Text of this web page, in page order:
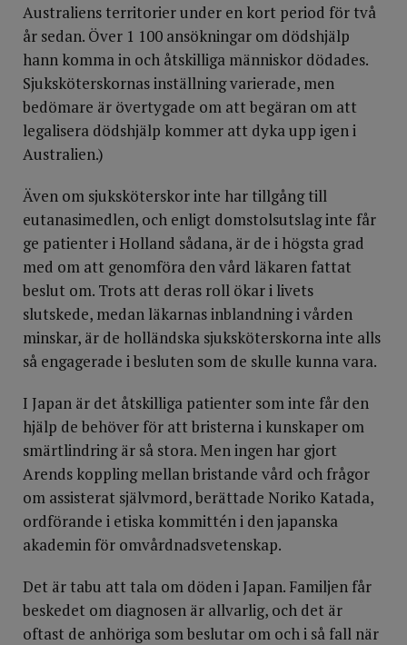
Australiens territorier under en kort period för två
år sedan. Över 1 100 ansökningar om dödshjälp
hann komma in och åtskilliga människor dödades.
Sjuksköterskornas inställning varierade, men
bedömare är övertygade om att begäran om att
legalisera dödshjälp kommer att dyka upp igen i
Australien.)
Även om sjuksköterskor inte har tillgång till
eutanasimedlen, och enligt domstolsutslag inte får
ge patienter i Holland sådana, är de i högsta grad
med om att genomföra den vård läkaren fattat
beslut om. Trots att deras roll ökar i livets
slutskede, medan läkarnas inblandning i vården
minskar, är de holländska sjuksköterskorna inte alls
så engagerade i besluten som de skulle kunna vara.
I Japan är det åtskilliga patienter som inte får den
hjälp de behöver för att bristerna i kunskaper om
smärtlindring är så stora. Men ingen har gjort
Arends koppling mellan bristande vård och frågor
om assisterat självmord, berättade Noriko Katada,
ordförande i etiska kommittén i den japanska
akademin för omvårdnadsvetenskap.
Det är tabu att tala om döden i Japan. Familjen får
beskedet om diagnosen är allvarlig, och det är
oftast de anhöriga som beslutar om och i så fall när